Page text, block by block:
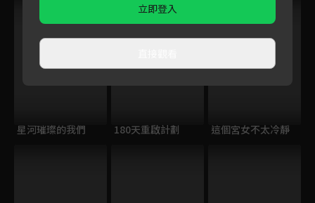
星河璀璨的我們 180天重啟計劃 這個宮女不太冷靜
立即登入